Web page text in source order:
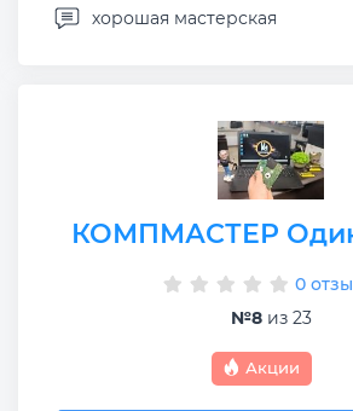
хорошая мастерская
КОМПМАСТЕР
0
№8из 23
Акции